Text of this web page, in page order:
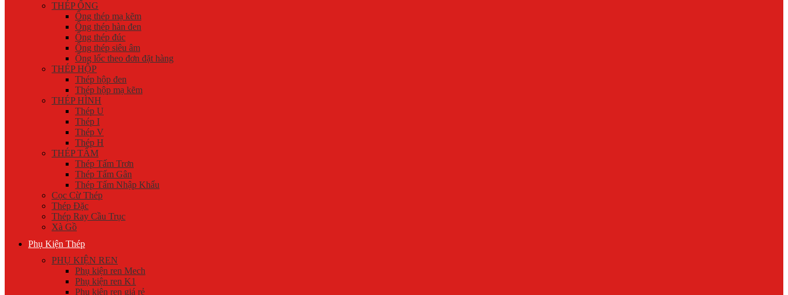
THÉP ỐNG
Ống thép mạ kẽm
Ống thép hàn đen
Ống thép đúc
Ống thép siêu âm
Ống lốc theo đơn đặt hàng
THÉP HỘP
Thép hộp đen
Thép hộp mạ kẽm
THÉP HÌNH
Thép U
Thép I
Thép V
Thép H
THÉP TẤM
Thép Tấm Trơn
Thép Tấm Gân
Thép Tấm Nhập Khẩu
Cọc Cừ Thép
Thép Đặc
Thép Ray Cầu Trục
Xà Gồ
Phụ Kiện Thép
PHỤ KIỆN REN
Phụ kiện ren Mech
Phụ kiện ren K1
Phụ kiện ren giá rẻ